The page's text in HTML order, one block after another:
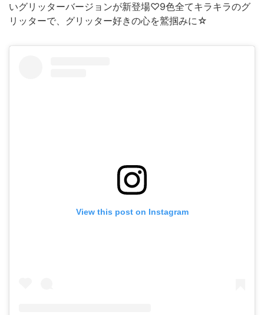
いグリッターバージョンが新登場♡9色全てキラキラのグ
リッターで、グリッター好きの心を鷲掴みに☆
View this post on Instagram